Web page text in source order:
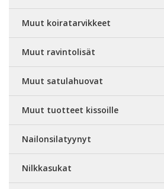
Muut koiratarvikkeet
Muut ravintolisät
Muut satulahuovat
Muut tuotteet kissoille
Nailonsilatyynyt
Nilkkasukat